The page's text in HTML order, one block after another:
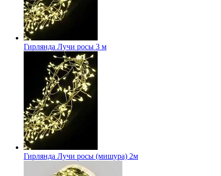
Гирлянда Лучи росы 3 м
Гирлянда Лучи росы (мишура) 2м